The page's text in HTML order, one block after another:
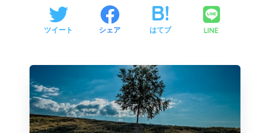
ツイート シェア はてブ LINE